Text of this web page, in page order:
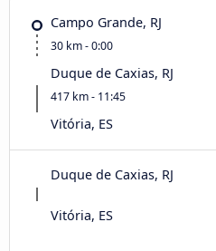
Campo Grande, RJ
30 km - 0:00
Duque de Caxias, RJ
417 km - 11:45
Vitória, ES
Duque de Caxias, RJ
Vitória, ES